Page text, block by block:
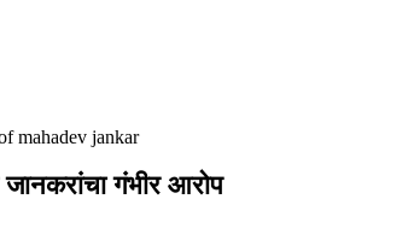
mahadev jankar
गंभीर आरोप